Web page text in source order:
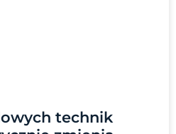
technik